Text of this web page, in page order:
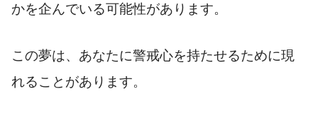
かを企んでいる可能性があります。
この夢は、あなたに警戒心を持たせるために現
れることがあります。